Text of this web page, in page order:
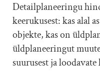
Detailplaneeringu
keerukusest: kas alal
objekte, kas on
üldplaneeringut
suurusest ja